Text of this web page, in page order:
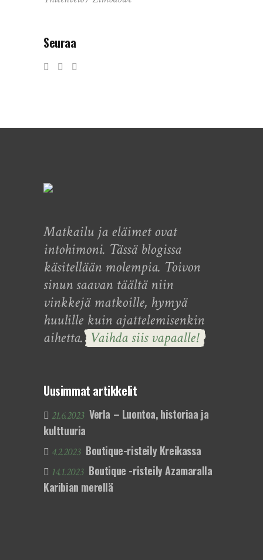
Seuraa
Matkailu ja eläimet ovat
intohimoni. Tässä blogissa
käsitellään molempia. Toivon
sinun saavan täältä niin
vinkkejä matkoille, hymyä
huulille kuin ajattelemisenkin
aihetta. Vaihda siis vapaalle!
Uusimmat artikkelit
21.6.2023 Verla – Luontoa, historiaa ja
kulttuuria
4.2.2023 Boutique-risteily Kreikassa
14.1.2023 Boutique -risteily Azamaralla
Karibian merellä